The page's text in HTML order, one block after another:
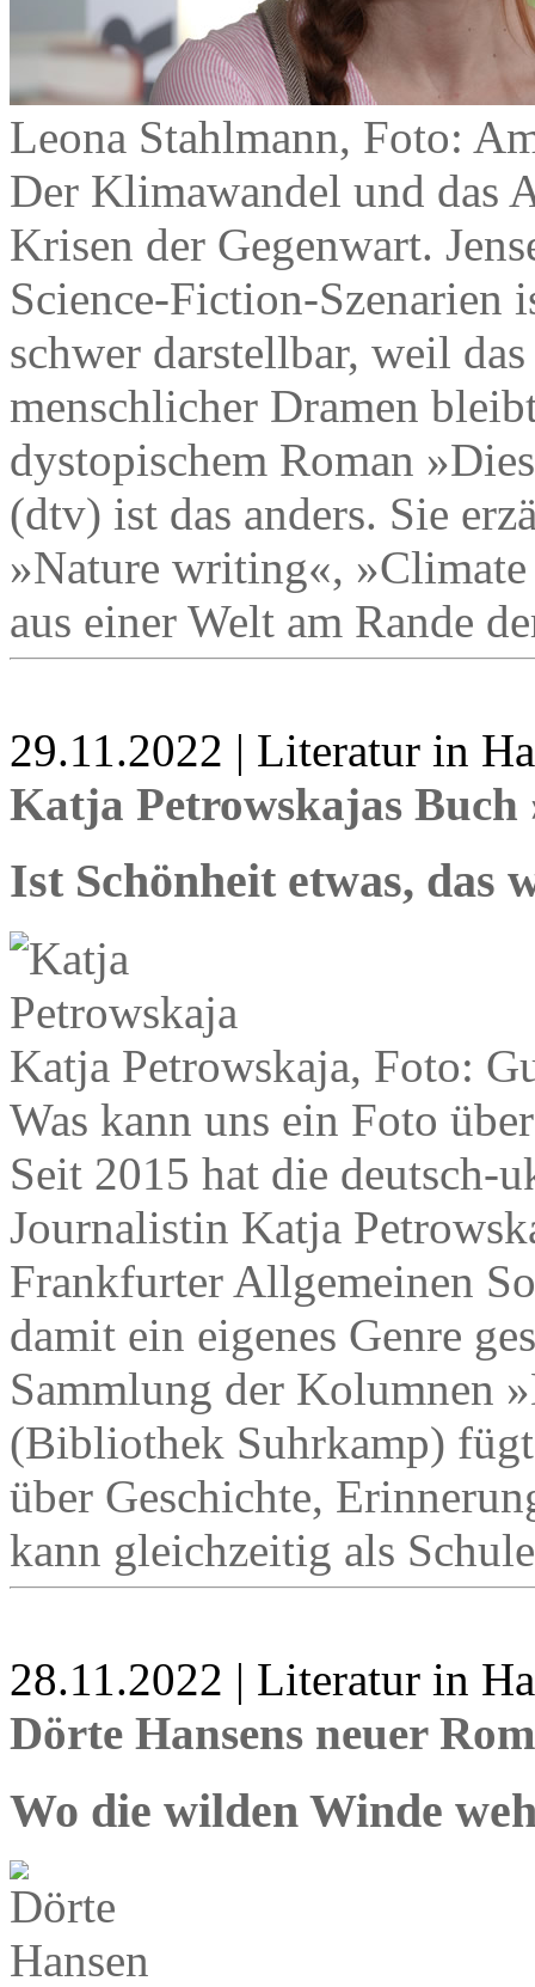
Leona Stahlmann, Foto:
Der Klimawandel und das
Krisen der Gegenwart.
Science-Fiction-Szenarien
schwer darstellbar, weil
menschlicher Dramen
dystopischem Roman
(dtv) ist das anders. Sie
»Nature writing«,
aus einer Welt am Rande
29.11.2022 | Literatur in
Katja Petrowskajas Buch
Ist Schönheit etwas, das
Katja Petrowskaja, Foto:
Was kann uns ein Foto
Seit 2015 hat die deutsch-
Journalistin Katja
Frankfurter Allgemeinen
damit ein eigenes Genre
Sammlung der Kolumnen
(Bibliothek Suhrkamp)
über Geschichte,
kann gleichzeitig als
28.11.2022 | Literatur in
Dörte Hansens neuer
Wo die wilden Winde